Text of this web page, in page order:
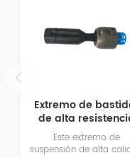
Extremo de
de alta
26100288 para
vehículos
Este extremo de
suspensión de alta